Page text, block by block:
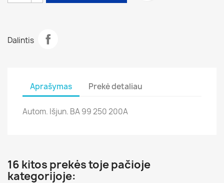
Dalintis
Aprašymas Prekė detaliau
Autom. Išjun. BA 99 250 200A
16 kitos prekės toje pačioje
kategorijoje: